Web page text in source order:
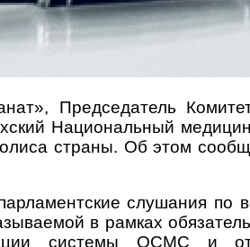
Председатель
Национальный
страны. Об этом
слушания по
в рамках
системы ОСМС и